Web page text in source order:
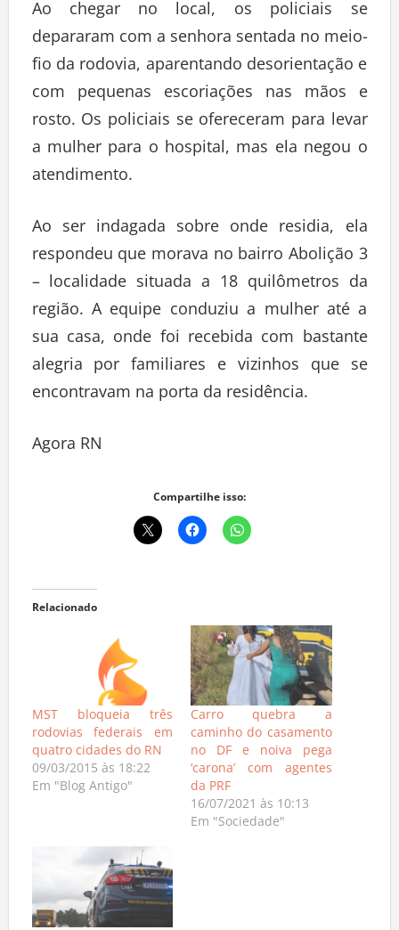
Ao chegar no local, os policiais se
depararam com a senhora sentada no meio-
fio da rodovia, aparentando desorientação e
com pequenas escoriações nas mãos e
rosto. Os policiais se ofereceram para levar
a mulher para o hospital, mas ela negou o
atendimento.
Ao ser indagada sobre onde residia, ela
respondeu que morava no bairro Abolição 3
– localidade situada a 18 quilômetros da
região. A equipe conduziu a mulher até a
sua casa, onde foi recebida com bastante
alegria por familiares e vizinhos que se
encontravam na porta da residência.
Agora RN
Compartilhe isso:
Relacionado
MST bloqueia três
rodovias federais em
quatro cidades do RN
09/03/2015 às 18:22
Em "Blog Antigo"
Carro quebra a
caminho do casamento
no DF e noiva pega
‘carona’ com agentes
da PRF
16/07/2021 às 10:13
Em "Sociedade"